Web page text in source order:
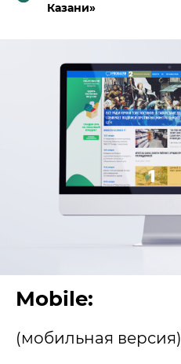
Казани»
Mobile:
(мобильная версия)